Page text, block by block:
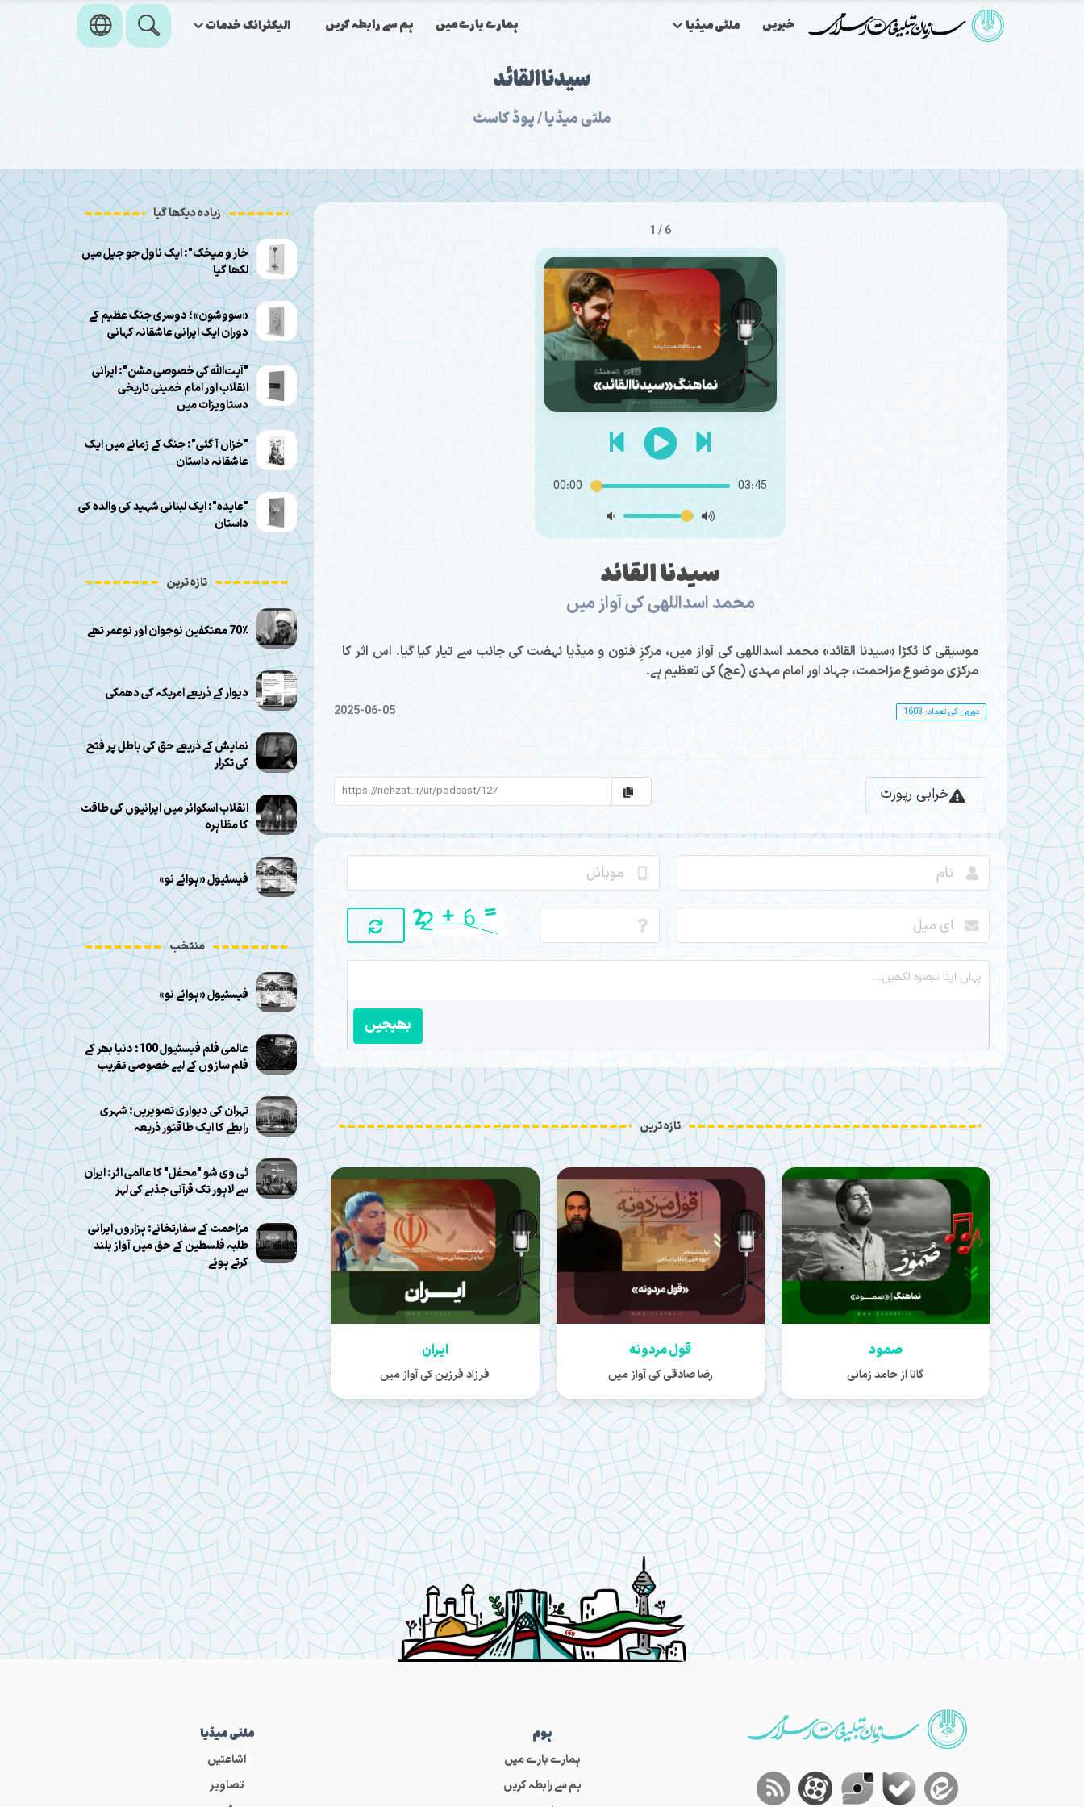
خبریں ملٹی میڈیا ہمارے بارے میں ہم سے رابطہ کریں الیکٹرانک خدمات
سیدنا القائد
ملٹی میڈیا / پوڈ کاسٹ
1 / 6
00:00 03:45
سیدنا القائد
محمد اسداللهی کی آواز میں
موسیقی کا ٹکڑا «سیدنا القائد» محمد اسداللهی کی آواز میں، مرکزِ فنون و میڈیا نہضت کی جانب سے تیار کیا گیا۔ اس اثر کا
مرکزی موضوع مزاحمت، جہاد اور امام مہدی (عج) کی تعظیم ہے۔
2025-06-05 دوروں کی تعداد: 1603
خرابی رپورٹ
بھیجیں
تازہ ترین
صمود
گانا از حامد زمانی
قول مردونه
رضا صادقی کی آواز میں
ایران
فرزاد فرزین کی آواز میں
زیادہ دیکھا گیا
خار و میخک": ایک ناول جو جیل میں
لکھا گیا
«سووشون»؛ دوسری جنگ عظیم کے
دوران ایک ایرانی عاشقانہ کہانی
"آیت‌الله کی خصوصی مشن": ایرانی
انقلاب اور امام خمینی تاریخی
دستاویزات میں
"خزاں آ گئی": جنگ کے زمانے میں ایک
عاشقانہ داستان
"عایده": ایک لبنانی شہید کی والدہ کی
داستان
تازہ ترین
70٪ معتکفین نوجوان اور نوعمر تھے
دیوار کے ذریعے امریکہ کی دھمکی
نمایش کے ذریعے حق کی باطل پر فتح
کی تکرار
انقلاب اسکوائر میں ایرانیوں کی طاقت
کا مظاہرہ
فیسٹیول «ہوائے نو»
منتخب
فیسٹیول «ہوائے نو»
عالمی فلم فیسٹیول 100؛ دنیا بھر کے
فلم سازوں کے لیے خصوصی تقریب
تہران کی دیواری تصویریں؛ شہری
رابطے کا ایک طاقتور ذریعہ
ٹی وی شو "محفل" کا عالمی اثر: ایران
سے لاہور تک قرآنی جذبے کی لہر
مزاحمت کے سفارتخانے: ہزاروں ایرانی
طلبہ فلسطین کے حق میں آواز بلند
کرتے ہوئے
ہوم
ہمارے بارے میں
ہم سے رابطہ کریں
ملٹی میڈیا
اشاعتیں
تصاویر